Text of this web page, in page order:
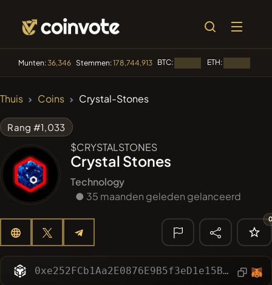
Munten:36,346 Stemmen:178,744,913 BTC: ETH:
FYRA#267
Akecoin ACO
#56
POOPSIE POOPSIE
#98
Thuis Coins Crystal-Stones
Rang #1,033
$CRYSTALSTONES
Crystal Stones
Technology
● 35 maanden geleden gelanceerd
0xe252FCb1Aa2E0876E9B5f3eD1e15B9b4d11A0b00